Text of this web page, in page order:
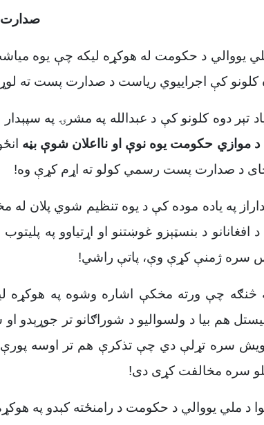
صدارت
یووالي د حکومت له هوکړه لیکه چې یوه
کلونو کې اجراییوي ریاست د صدارت پست ته
تېر دوه کلونو کې د عبدالله په مشرۍ په
د موازي حکومت یوه نوې او نااعلان شوې بڼه
د صدارت پست رسمي کولو ته اړم کړې وه!
په یاده موده کې د یوه تنظیم شوي پلان
افغانانو د بنسټېزو غوښتنو او اړتیاوو په
سره ژمنې کړې وې، پاتې راشي!
څنګه چې ورته مخکې اشاره وشوه په هوکړه
هم بیا د ولسوالیو د شوراګانو تر جوړېدو
ویش سره تړلې دي چې تذکرې هم تر اوسه
سره مخالفت کړی دی!
د ملي یووالي د حکومت د رامنځته کېدو په